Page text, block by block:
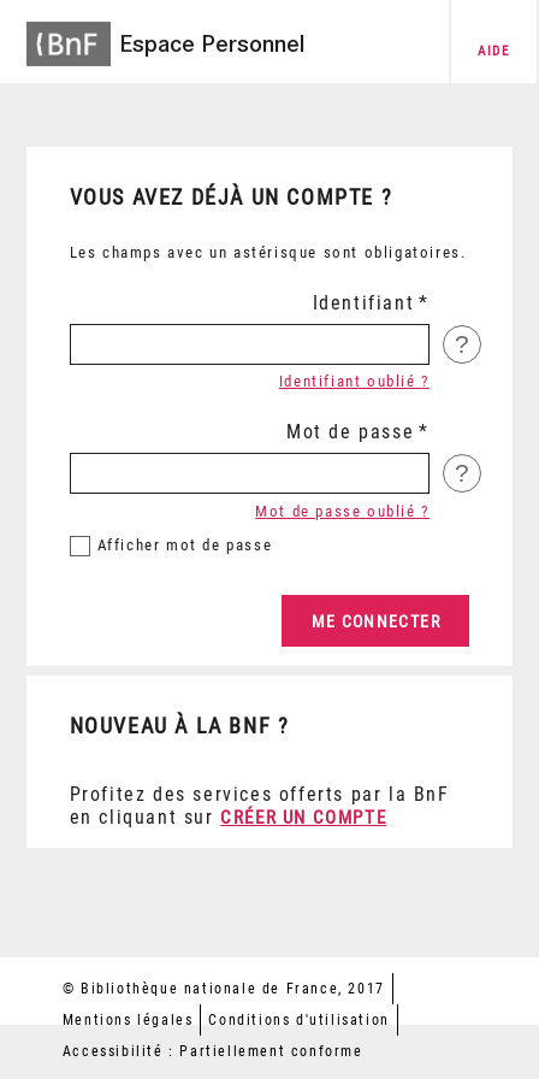
Espace Personnel AIDE
VOUS AVEZ DÉJÀ UN COMPTE ?
Les champs avec un astérisque sont obligatoires.
Identifiant
?
Identifiant oublié ?
Mot de passe
?
Afficher mot de passe
Mot de passe oublié ?
NOUVEAU À LA BNF ?
Profitez des services offerts par la BnF
en cliquant sur CRÉER UN COMPTE
© Bibliothèque nationale de France, 2017
Mentions légales
Conditions d'utilisation
Accessibilité : Partiellement conforme